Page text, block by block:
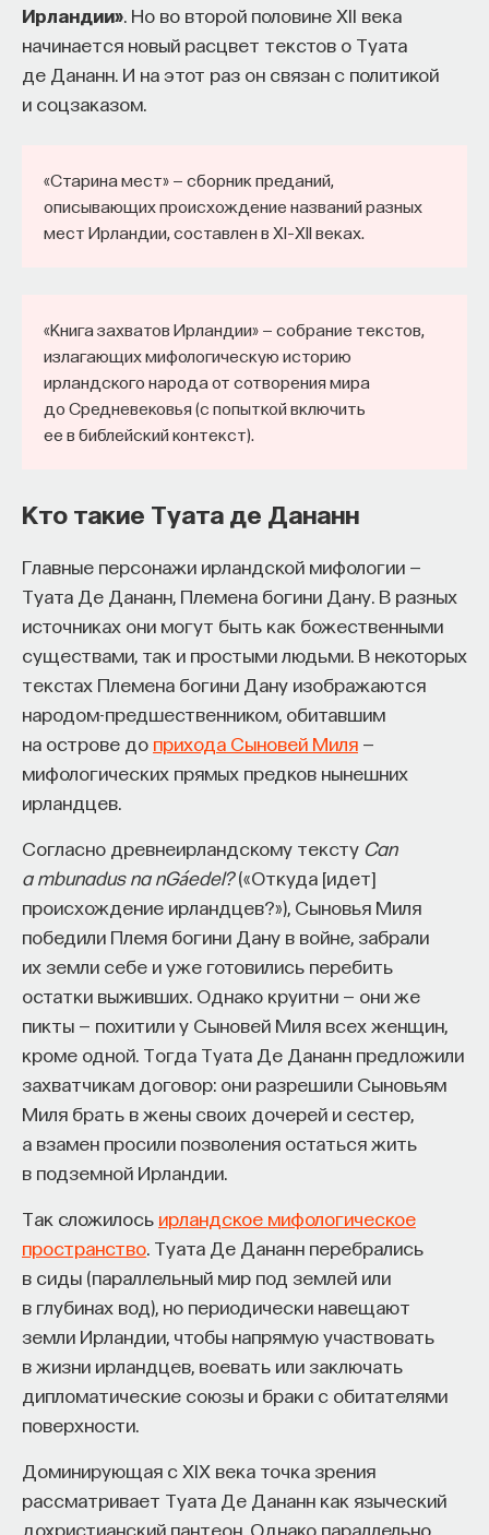
Ирландии» . Но во второй половине XII века
начинается новый расцвет текстов о Туата
де Дананн. И на этот раз он связан с политикой
и соцзаказом.
«Старина мест» — сборник преданий,
описывающих происхождение названий разных
мест Ирландии, составлен в XI–XII веках.
«Книга захватов Ирландии» — собрание текстов,
излагающих мифологическую историю
ирландского народа от сотворения мира
до Средневековья (с попыткой включить
ее в библейский контекст).
Кто такие Туата де Дананн
Главные персонажи ирландской мифологии —
Туата Де Дананн, Племена богини Дану. В разных
источниках они могут быть как божественными
существами, так и простыми людьми. В некоторых
текстах Племена богини Дану изображаются
народом-предшественником, обитавшим
на острове до прихода Сыновей Миля —
мифологических прямых предков нынешних
ирландцев.
Согласно древнеирландскому тексту Can
a mbunadus na nGáedel?(«Откуда [идет]
происхождение ирландцев?»), Сыновья Миля
победили Племя богини Дану в войне, забрали
их земли себе и уже готовились перебить
остатки выживших. Однако круитни — они же
пикты — похитили у Сыновей Миля всех женщин,
кроме одной. Тогда Туата Де Дананн предложили
захватчикам договор: они разрешили Сыновьям
Миля брать в жены своих дочерей и сестер,
а взамен просили позволения остаться жить
в подземной Ирландии.
Так сложилось ирландское мифологическое
пространство . Туата Де Дананн перебрались
в сиды (параллельный мир под землей или
в глубинах вод), но периодически навещают
земли Ирландии, чтобы напрямую участвовать
в жизни ирландцев, воевать или заключать
дипломатические союзы и браки с обитателями
поверхности.
Доминирующая с XIX века точка зрения
рассматривает Туата Де Дананн как языческий
дохристианский пантеон. Однако параллельно